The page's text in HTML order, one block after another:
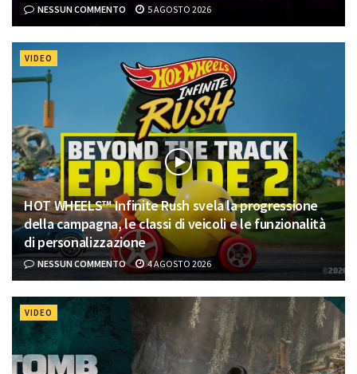
NESSUN COMMENTO 5 AGOSTO 2026
VIDEO
HOT WHEELS™ Infinite Rush svela la progressione
della campagna, le classi di veicoli e le funzionalità
di personalizzazione
NESSUN COMMENTO 4 AGOSTO 2026
VIDEO